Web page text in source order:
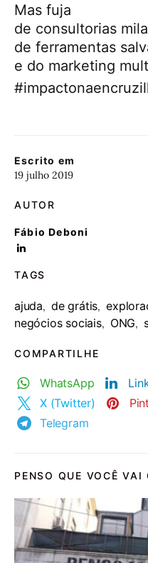
Escrito em
19 julho 2019
AUTOR
Fábio Deboni
TAGS
ajuda, de grátis,
negócios sociais, ONG,
COMPARTILHE
WhatsApp
X (Twitter)
Telegram
Mas fuja
de consultorias
de ferramentas
e do marketing
PENSO QUE VOCÊ VAI